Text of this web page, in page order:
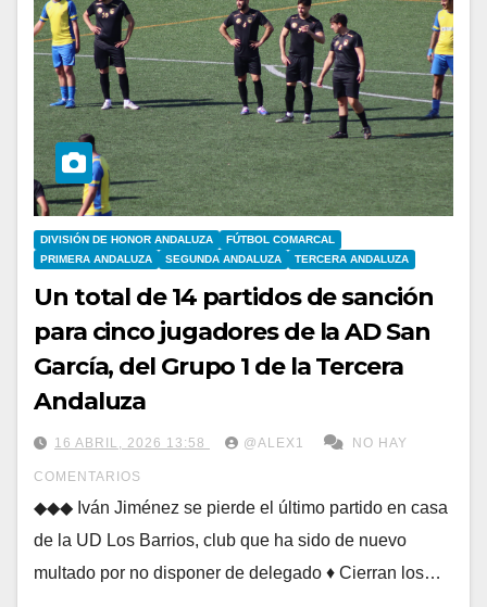
DIVISIÓN DE HONOR ANDALUZA
FÚTBOL COMARCAL
PRIMERA ANDALUZA
SEGUNDA ANDALUZA TERCERA ANDALUZA
Un total de 14 partidos de sanción
para cinco jugadores de la AD San
García, del Grupo 1 de la Tercera
Andaluza
16 ABRIL, 2026 13:58 @ALEX1 NO HAY
COMENTARIOS
◆◆◆ Iván Jiménez se pierde el último partido en casa
de la UD Los Barrios, club que ha sido de nuevo
multado por no disponer de delegado ♦ Cierran los…